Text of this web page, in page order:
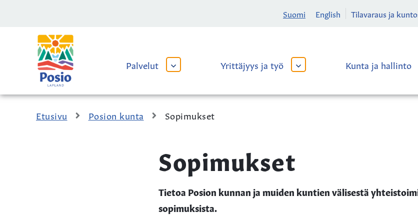
Suomi English Tilavaraus ja
Kaupungin
logo
Palvelut
AVAA
ALAVALIKKO
Yrittäjyys ja työ
AVAA
ALAVALIKKO
Kunta ja hallinto
Etusivu Posion kunta Sopimukset
Sopimukset
Tietoa Posion kunnan ja muiden kuntien välisestä
sopimuksista.